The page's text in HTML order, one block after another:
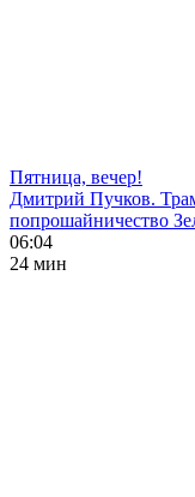
Пятница, вечер!
Дмитрий Пучков.
попрошайничество
06:04
24 мин